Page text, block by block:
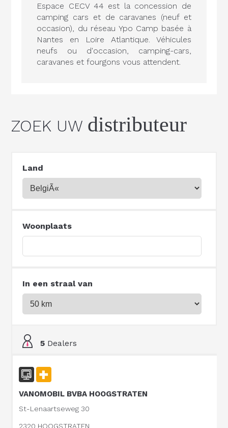
Espace CECV 44 est la concession de
camping cars et de caravanes (neuf et
occasion), du réseau Ypo Camp basée à
Nantes en Loire Atlantique. Véhicules
neufs ou d'occasion, camping-cars,
caravanes et fourgons vous attendent.
ZOEK UW distributeur
Land
Woonplaats
In een straal van
5 Dealers
VANOMOBIL BVBA HOOGSTRATEN
St-Lenaartseweg 30
2320 HOOGSTRATEN